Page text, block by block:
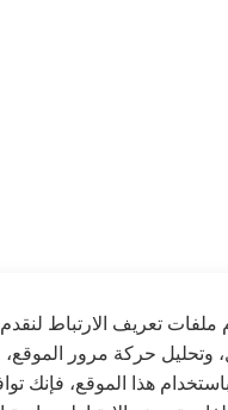
الارتباط لنقدم لك
حركة مرور الموقع،
هذا الموقع، فإنك توافق على